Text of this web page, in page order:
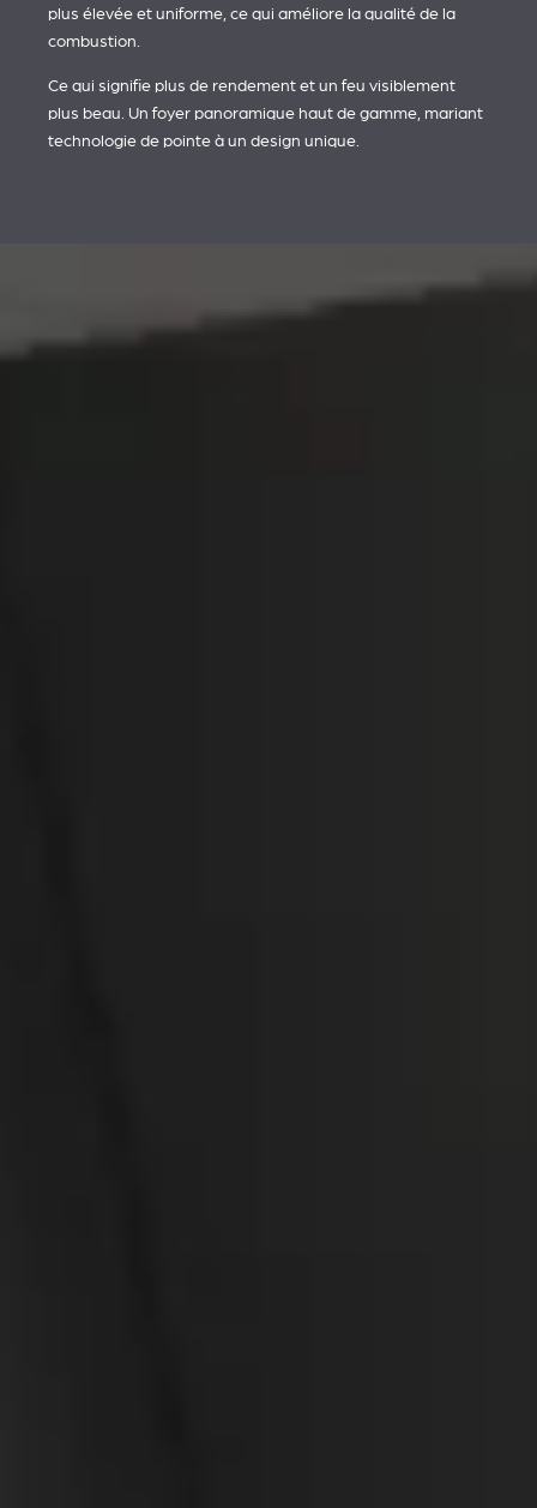
plus élevée et uniforme, ce qui améliore la qualité de la
combustion.
Ce qui signifie plus de rendement et un feu visiblement
plus beau. Un foyer panoramique haut de gamme, mariant
technologie de pointe à un design unique.